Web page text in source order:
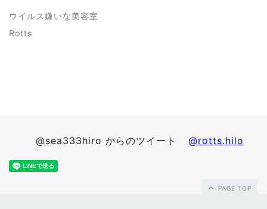
ウイルス嫌いな美容室
Rotts
@sea333hiro からのツイート @rotts.hilo
PAGE TOP